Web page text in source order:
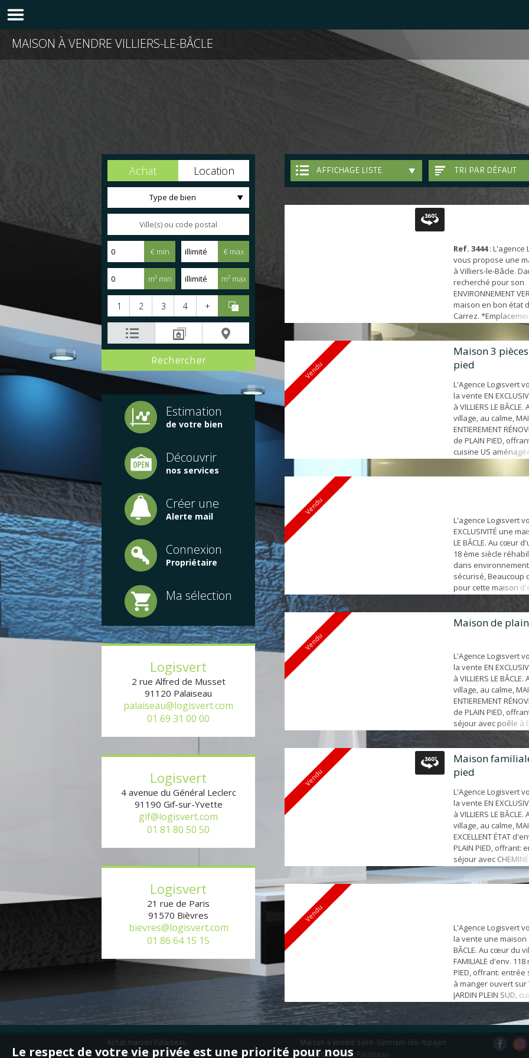
MAISON À VENDRE VILLIERS-LE-BÂCLE
Achat Location
Type de bien
€ min € max
m² min m² max
1 2 3 4 +
Estimation
de votre bien
Découvrir
nos services
Créer une
Alerte mail
Connexion
Propriétaire
Ma sélection
Logisvert
2 rue Alfred de Musset
91120 Palaiseau
palaiseau@logisvert.com
01 69 31 00 00
Logisvert
4 avenue du Général Leclerc
91190 Gif-sur-Yvette
gif@logisvert.com
01 81 80 50 50
Logisvert
21 rue de Paris
91570 Bièvres
bievres@logisvert.com
01 86 64 15 15
AFFICHAGE LISTE TRI PAR DÉFAUT
Ref. 3444: L'agence
vous propose une
à Villiers-le-Bâcle.
recherché pour son
ENVIRONNEMENT
maison en bon état
Carrez.
sur-Yvette - 9' à
de Villiers-le-Bâcle
Pas de vis-à-vis -
- Abri de jardin - Vue
*Caractéristiques -
Ouest...
Vendu
Maison 3
pied
L'Agence Logisvert
la vente EN
à VILLIERS LE
village, au calme,
ENTIEREMENT
de PLAIN PIED,
cuisine US
avec placards, wc,
toiture refaite ...
Vendu
L'agence Logisvert
EXCLUSIVITÉ une
LE BÂCLE. Au cœur
18 ème siècle
dans
sécurisé, Beaucoup
pour cette maison
offrant: entrée,
jardin, cuisine, wc.
chambres, salle de
Combles
Vendu
Maison de
L'Agence Logisvert
la vente EN
à VILLIERS LE
village, au calme,
ENTIEREMENT
de PLAIN PIED,
séjour avec poêle à
TERRASSE ET
à manger (ou 3ème
cuisine aménagée, 2
placards, wc, salle
dressing. 2
Vendu
Maison
pied
L'Agence Logisvert
la vente EN
à VILLIERS LE
village, au calme,
EXCELLENT ÉTAT
PLAIN PIED, offrant:
séjour avec
VÉRANDA,
cuisine aménagée
d'...
Vendu
L'Agence Logisvert
la vente une maison
BÂCLE. Au cœur du
FAMILIALE d'env. 118
PIED, offrant:
à manger ouvert sur
JARDIN PLEIN SUD,
cellier/buanderie
chambres avec
de bains (douche et
emplacements de
Achat maison Palaiseau
Achat maison Bièvres
Maison à vendre Saint-Germain-lès-Arpajon
Maison à vendre Palaiseau
Le respect de votre vie privée est une priorité pour nous